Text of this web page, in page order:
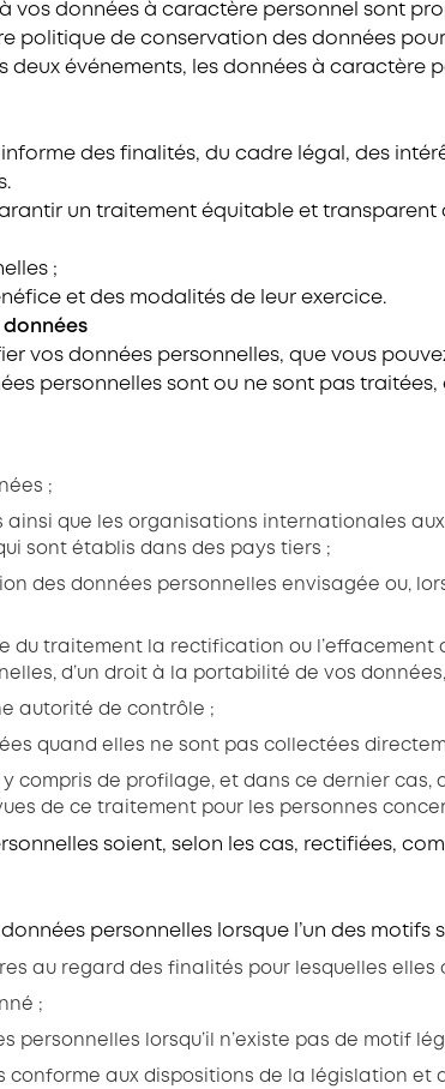
vos données à caractère personnel sont
politique de conservation des données
événements, les données à caractère
des finalités, du cadre légal, des
un traitement équitable et
;
et des modalités de leur exercice.
vos données personnelles, que vous
personnelles sont ou ne sont pas traitées,
;
que les organisations internationales
sont établis dans des pays tiers ;
des données personnelles envisagée ou,
du traitement la rectification ou
d’un droit à la portabilité de vos
autorité de contrôle ;
quand elles ne sont pas collectées
y compris de profilage, et dans ce dernier
de ce traitement pour les personnes
soient, selon les cas, rectifiées,
personnelles lorsque l’un des motifs
au regard des finalités pour lesquelles
;
personnelles lorsqu’il n’existe pas de motif
conforme aux dispositions de la législation